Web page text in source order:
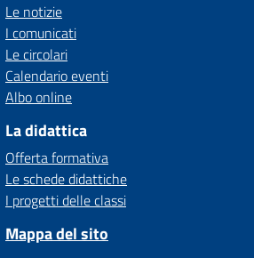
Le notizie
I comunicati
Le circolari
Calendario eventi
Albo online
La didattica
Offerta formativa
Le schede didattiche
I progetti delle classi
Mappa del sito